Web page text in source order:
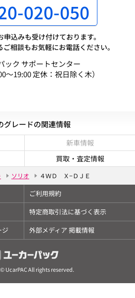
020-050
込みも受け付けております。
相談もお気軽にお電話ください。
ック サポートセンター
～19:00 定休：祝日除く木）
グレードの関連情報
新車情報
買取・査定情報
ソリオ ４ＷＤ Ｘ−ＤＪＥ
ご利用規約
特定商取引法に基づく表示
ジ
外部メディア 掲載情報
UcarPAC All rights reserved.